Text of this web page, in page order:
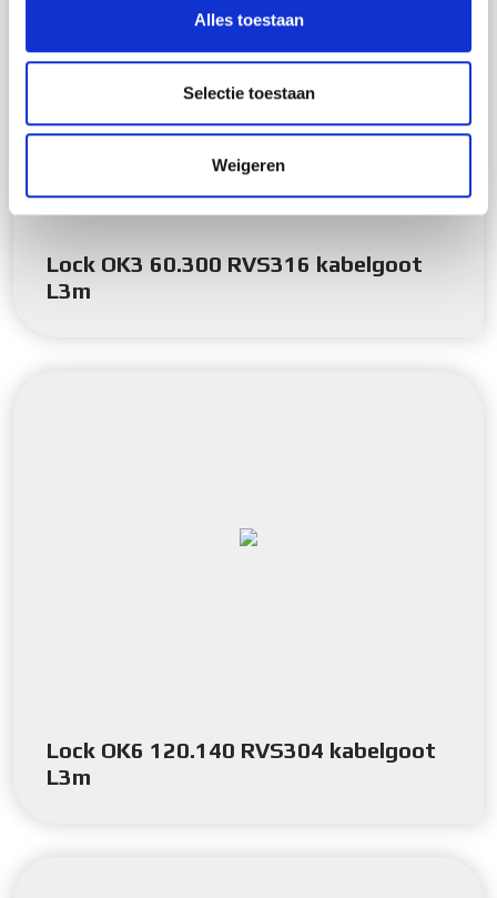
en om ons websiteverkeer te analyseren. Ook delen we
partners voor social media, adverteren en analyse. Deze
partners kunnen deze gegevens combineren met andere
verzameld op basis van uw gebruik van hun services.
Alles toestaan
Selectie toestaan
Weigeren
Lock OK3 60.300 RVS316 kabelgoot
L3m
Lock OK6 120.140 RVS304 kabelgoot
L3m